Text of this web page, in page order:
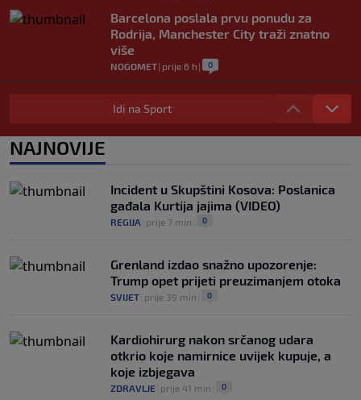
Barcelona poslala prvu ponudu za
Rodrija, Manchester City traži znatno
više
NOGOMET| prije 6 h | 0
Dalić će postati najskuplji hrvatski
trener u historiji i jedan od najplaćenijih
0
ljubav: Njihova priča ponovo postala
viralna
NOGOMET 7. aug. 0
Idi na Sport
NAJNOVIJE
Incident u Skupštini Kosova: Poslanica
gađala Kurtija jajima (VIDEO)
REGIJA prije 7 min 0
Grenland izdao snažno upozorenje:
Trump opet prijeti preuzimanjem otoka
SVIJET prije 39 min 0
Kardiohirurg nakon srčanog udara
otkrio koje namirnice uvijek kupuje, a
koje izbjegava
ZDRAVLJE prije 41 min 0